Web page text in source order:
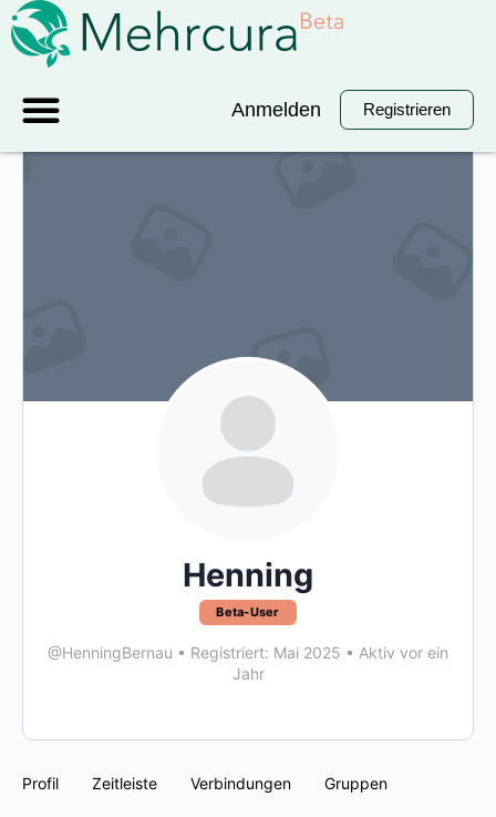
Anmelden Registrieren
Henning
Beta-User
@HenningBernau • Registriert: Mai 2025 • Aktiv vor ein
Jahr
Profil Zeitleiste Verbindungen Gruppen